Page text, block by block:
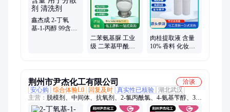
鑫杰成 2-丁氧
基-1-丙醇 99含量
二苯氨基脲 工业
级 二苯基甲酰肼
肉桂提取液 含量
10% 香料 化妆品
荆州市尹杰化工有限公司
洽谈
安心购
综合体验L0 回复及时 真实性已核验 湖北武汉
主营： 脱模剂、中间体、抗氧剂、2-氯丙酰氯、4-氨基苄醇、3-
氯丙酰氯、1-金刚烷甲醇、1-溴-4-氯丁烷、1-氯-6-羟基己烷、粘